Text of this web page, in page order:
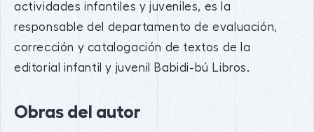
actividades infantiles y juveniles, es la
responsable del departamento de evaluación,
corrección y catalogación de textos de la
editorial infantil y juvenil Babidi-bú Libros.
Obras del autor